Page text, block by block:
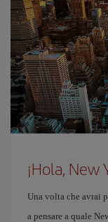
¡Hola, New
Una volta che avrai
a pensare a quale